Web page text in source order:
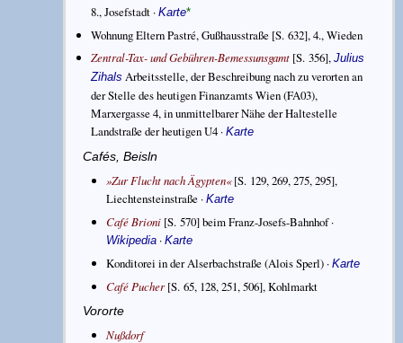
8., Josefstadt ·Karte*
Wohnung Eltern Pastré, Gußhausstraße [S. 632], 4., Wieden
Zentral-Tax- und Gebühren-Bemessunsgamt [S. 356],Julius
Zihals Arbeitsstelle, der Beschreibung nach zu verorten an
der Stelle des heutigen Finanzamts Wien (FA03),
Marxergasse 4, in unmittelbarer Nähe der Haltestelle
Landstraße der heutigen U4 ·Karte
Cafés, Beisln
»Zur Flucht nach Ägypten«[S. 129, 269, 275, 295],
Liechtensteinstraße · Karte
Café Brioni[S. 570] beim Franz-Josefs-Bahnhof ·
Wikipedia· Karte
Konditorei in der Alserbachstraße (Alois Sperl) · Karte
Café Pucher[S. 65, 128, 251, 506], Kohlmarkt
Vororte
Nußdorf